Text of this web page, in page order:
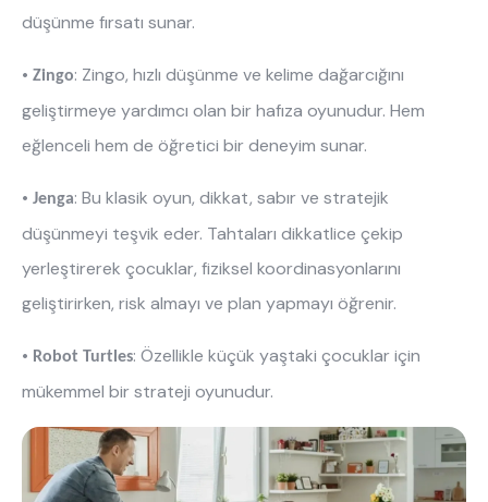
düşünme fırsatı sunar.
• Zingo: Zingo, hızlı düşünme ve kelime dağarcığını
geliştirmeye yardımcı olan bir hafıza oyunudur. Hem
eğlenceli hem de öğretici bir deneyim sunar.
• Jenga: Bu klasik oyun, dikkat, sabır ve stratejik
düşünmeyi teşvik eder. Tahtaları dikkatlice çekip
yerleştirerek çocuklar, fiziksel koordinasyonlarını
geliştirirken, risk almayı ve plan yapmayı öğrenir.
• Robot Turtles: Özellikle küçük yaştaki çocuklar için
mükemmel bir strateji oyunudur.